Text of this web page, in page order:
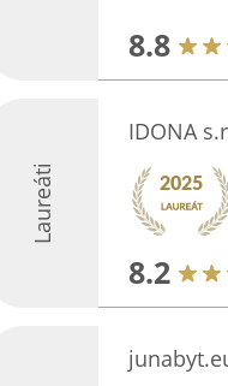
8.8
Laureáti
IDONA
8.2